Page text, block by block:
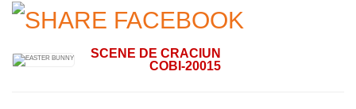
SCENE DE CRACIUN
COBI-20015